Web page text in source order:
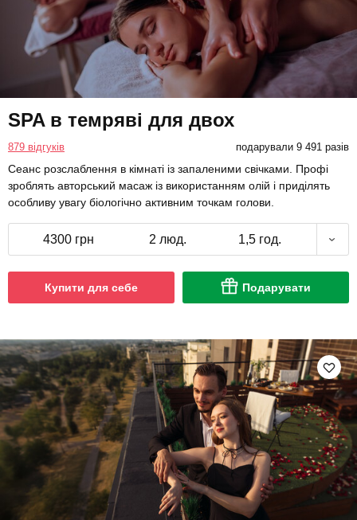
SPA в темряві для двох
879 відгуків подарували 9 491 разів
Сеанс розслаблення в кімнаті із запаленими свічками. Профі
зроблять авторський масаж із використанням олій і приділять
особливу увагу біологічно активним точкам голови.
4300 грн 2 люд. 1,5 год.
Купити для себе Подарувати